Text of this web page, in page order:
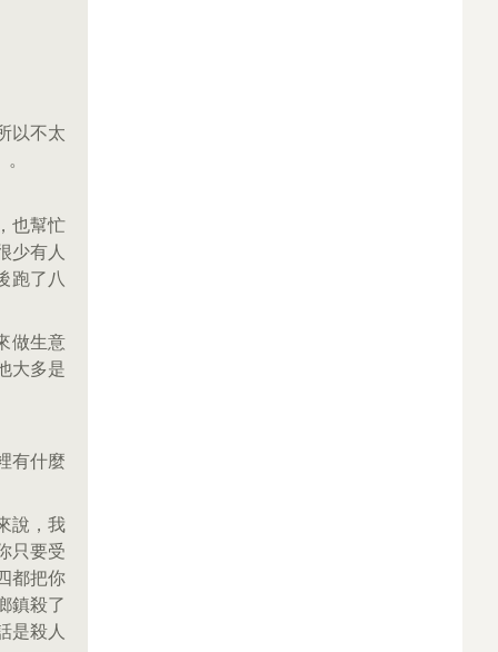
以不太
也幫忙
少有人
跑了八
做生意
大多是
有什麼
說，我
只要受
都把你
鎮殺了
是殺人